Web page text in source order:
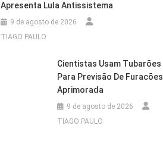
Apresenta Lula Antissistema
9 de agosto de 2026
TIAGO PAULO
Cientistas Usam Tubarões
Para Previsão De Furacões
Aprimorada
9 de agosto de 2026
TIAGO PAULO